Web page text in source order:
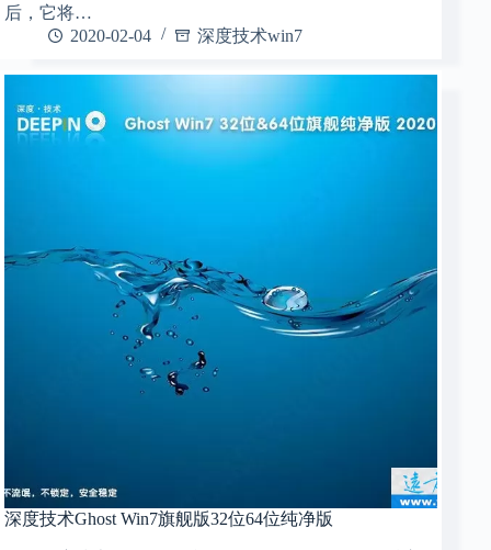
后，它将…
2020-02-04
深度技术win7
深度技术Ghost Win7旗舰版32位64位纯净版